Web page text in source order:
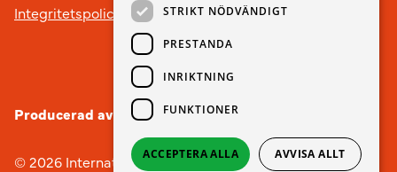
Integritetspolicy
Producerad av Webbyrån nobox.
© 2026 International Child Development Programme
STRIKT NÖDVÄNDIGT
PRESTANDA
INRIKTNING
FUNKTIONER
ACCEPTERA ALLA AVVISA ALLT